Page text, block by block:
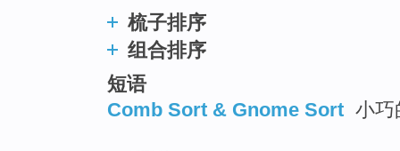
梳子排序
组合排序
短语
Comb Sort & Gnome Sort 小巧